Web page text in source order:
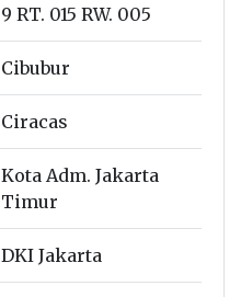
9 RT. 015 RW. 005
Cibubur
Ciracas
Kota Adm. Jakarta
Timur
DKI Jakarta